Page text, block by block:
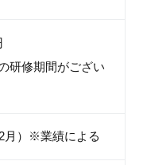
研修期間がござい
月）※業績による